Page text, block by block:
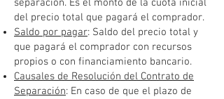
separación. Es el monto de la cuota inicial
del precio total que pagará el comprador.
Saldo por pagar: Saldo del precio total y
que pagará el comprador con recursos
propios o con financiamiento bancario.
Causales de Resolución del Contrato de
Separación: En caso de que el plazo de